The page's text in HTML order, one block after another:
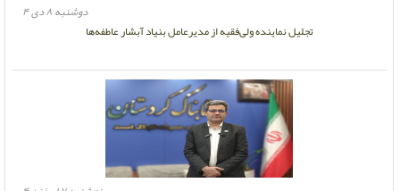
تجلیل نماینده ولی‌فقیه از مدیرعامل بنیاد آبشار عاطفه‌ها
دوشنبه ۸ دی ۴